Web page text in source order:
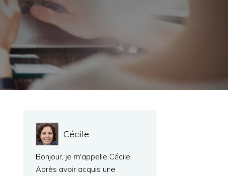
Cécile
Bonjour, je m'appelle Cécile.
Après avoir acquis une